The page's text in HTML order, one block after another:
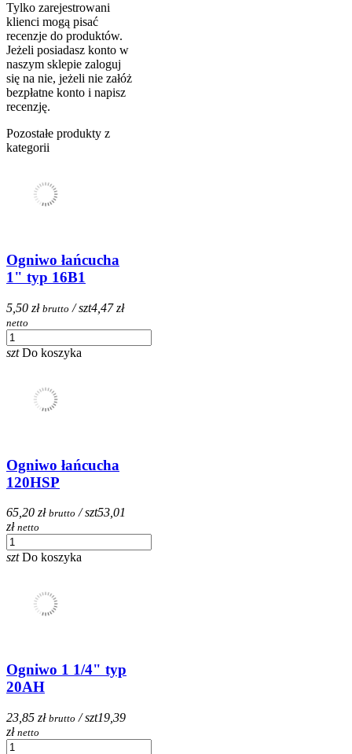
Tylko zarejestrowani
klienci mogą pisać
recenzje do produktów.
Jeżeli posiadasz konto w
naszym sklepie zaloguj
się na nie, jeżeli nie załóż
bezpłatne konto i napisz
recenzję.
Pozostałe produkty z
kategorii
Ogniwo łańcucha
1" typ 16B1
5,50 zł brutto / szt4,47 zł
netto
szt Do koszyka
Ogniwo łańcucha
120HSP
65,20 zł brutto / szt53,01
zł netto
szt Do koszyka
Ogniwo 1 1/4" typ
20AH
23,85 zł brutto / szt19,39
zł netto